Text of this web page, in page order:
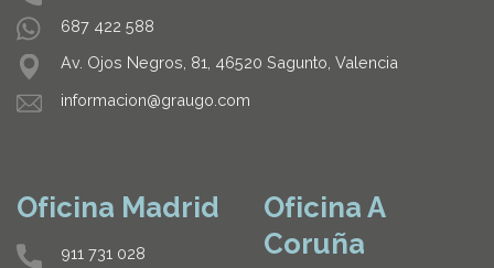
Oficina Madrid
911 731 028
687 422 588
Av. Ojos Negros, 81, 46520 Sagunto, Valencia
informacion@graugo.com
Oficina A
Coruña